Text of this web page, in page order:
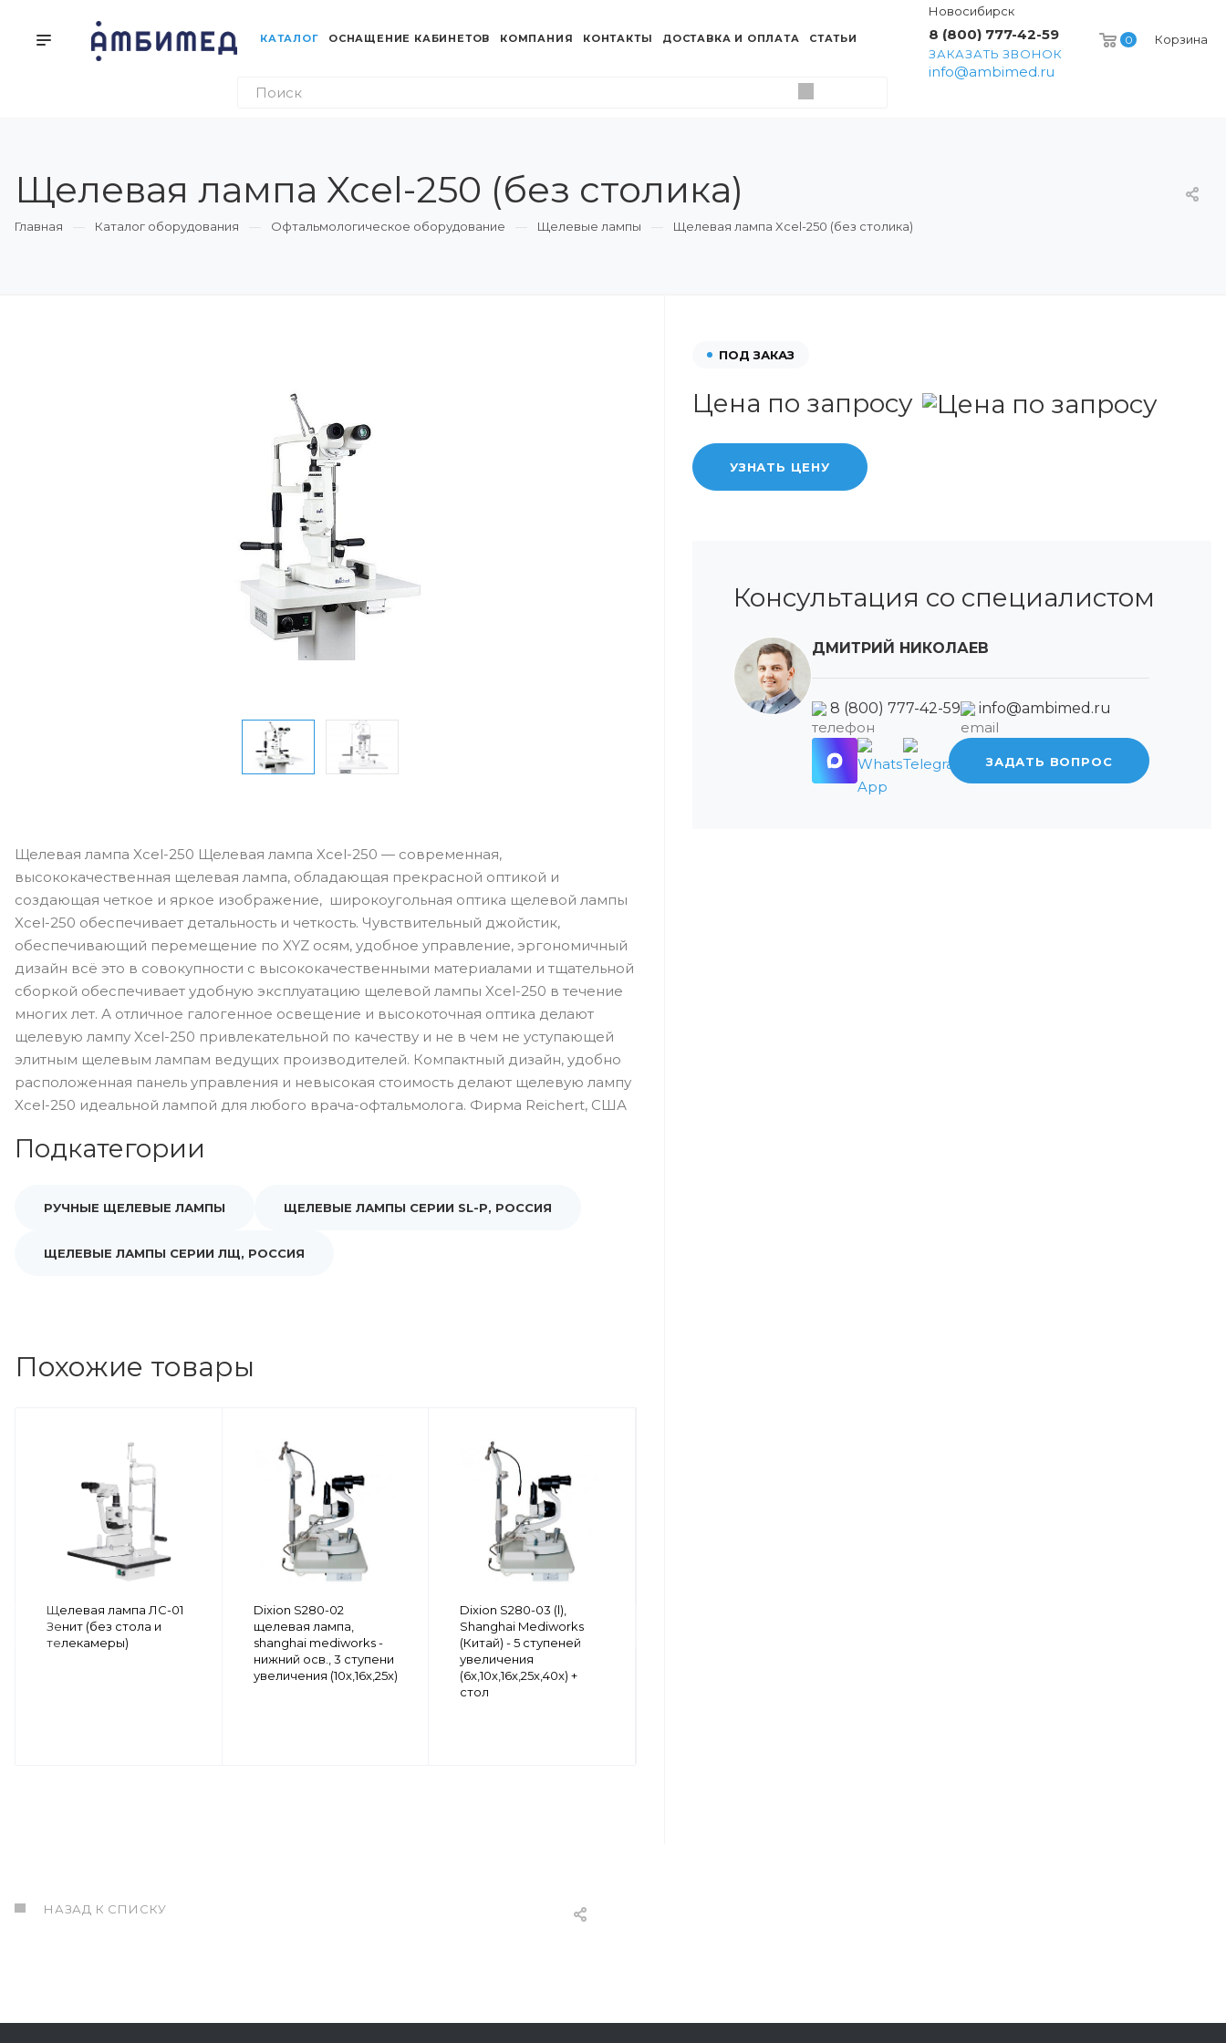
0 Корзина
Новосибирск
8 (800) 777-42-59
ЗАКАЗАТЬ ЗВОНОК
info@ambimed.ru
КАТАЛОГ ОСНАЩЕНИЕ КАБИНЕТОВ КОМПАНИЯ КОНТАКТЫ ДОСТАВКА И ОПЛАТА СТАТЬИ
Щелевая лампа Xcel-250 (без столика)
Главная Каталог оборудования Офтальмологическое оборудование Щелевые лампы Щелевая лампа Xcel-250 (без столика)
ПОД ЗАКАЗ
Цена по запросу
УЗНАТЬ ЦЕНУ
Консультация со специалистом
ДМИТРИЙ НИКОЛАЕВ
8 (800) 777-42-59 info@ambimed.ru
ЗАДАТЬ ВОПРОС
Щелевая лампа Xcel-250 Щелевая лампа Xcel-250 — современная,
высококачественная щелевая лампа, обладающая прекрасной оптикой и
создающая четкое и яркое изображение, широкоугольная оптика щелевой лампы
Xcel-250 обеспечивает детальность и четкость. Чувствительный джойстик,
обеспечивающий перемещение по XYZ осям, удобное управление, эргономичный
дизайн всё это в совокупности с высококачественными материалами и тщательной
сборкой обеспечивает удобную эксплуатацию щелевой лампы Xcel-250 в течение
многих лет. А отличное галогенное освещение и высокоточная оптика делают
щелевую лампу Xcel-250 привлекательной по качеству и не в чем не уступающей
элитным щелевым лампам ведущих производителей. Компактный дизайн, удобно
расположенная панель управления и невысокая стоимость делают щелевую лампу
Xcel-250 идеальной лампой для любого врача-офтальмолога. Фирма Reichert, США
Подкатегории
РУЧНЫЕ ЩЕЛЕВЫЕ ЛАМПЫ ЩЕЛЕВЫЕ ЛАМПЫ СЕРИИ SL-P, РОССИЯ
ЩЕЛЕВЫЕ ЛАМПЫ СЕРИИ ЛЩ, РОССИЯ
Похожие товары
Щелевая лампа ЛС-01
Зенит (без стола и
телекамеры)
Dixion S280-02
щелевая лампа,
shanghai mediworks -
нижний осв., 3 ступени
увеличения (10х,16х,25х)
Dixion S280-03 (l),
Shanghai Mediworks
(Китай) - 5 ступеней
увеличения
(6x,10х,16х,25х,40x) +
стол
НАЗАД К СПИСКУ